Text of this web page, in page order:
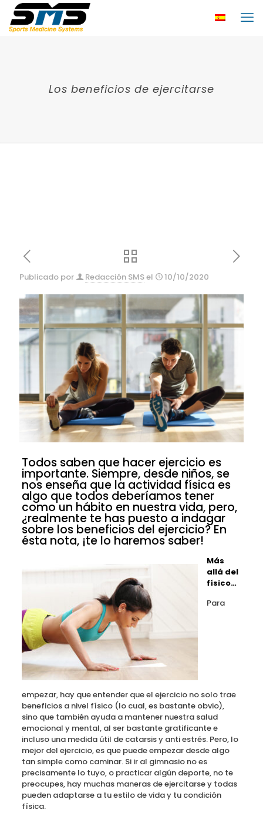
Los beneficios de ejercitarse
Publicado por Redacción SMSel 10/10/2020
Todos saben que hacer ejercicio es
importante. Siempre, desde niños, se
nos enseña que la actividad física es
algo que todos deberíamos tener
como un hábito en nuestra vida, pero,
¿realmente te has puesto a indagar
sobre los beneficios del ejercicio? En
ésta nota, ¡te lo haremos saber!
Más
allá del
físico…
Para
empezar, hay que entender que el ejercicio no solo trae
beneficios a nivel físico (lo cual, es bastante obvio),
sino que también ayuda a mantener nuestra salud
emocional y mental, al ser bastante gratificante e
incluso una medida útil de catarsis y anti estrés. Pero, lo
mejor del ejercicio, es que puede empezar desde algo
tan simple como caminar. Si ir al gimnasio no es
precisamente lo tuyo, o practicar algún deporte, no te
preocupes, hay muchas maneras de ejercitarse y todas
pueden adaptarse a tu estilo de vida y tu condición
física.